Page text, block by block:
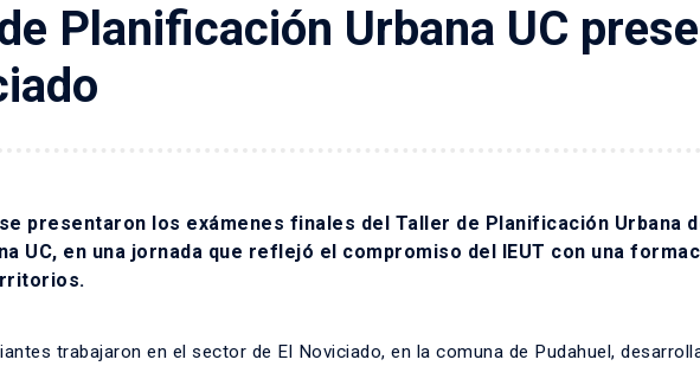
Planificación Urbana UC
presentaron los exámenes finales del Taller de Planificación Urbana
UC, en una jornada que reflejó el compromiso del IEUT con una
trabajaron en el sector de El Noviciado, en la comuna de Pudahuel,